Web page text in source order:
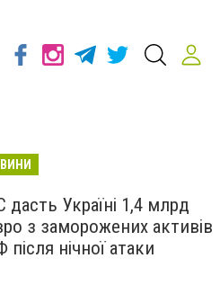
дасть Україні 1,4 млрд
з заморожених активів
після нічної атаки